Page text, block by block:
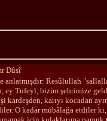
Dûsî
anlatmışdır: Resûlullah
ey Tufeyl, bizim şehrimize
kardeşden, karıyı kocadan
O kadar mübâlağa etdiler